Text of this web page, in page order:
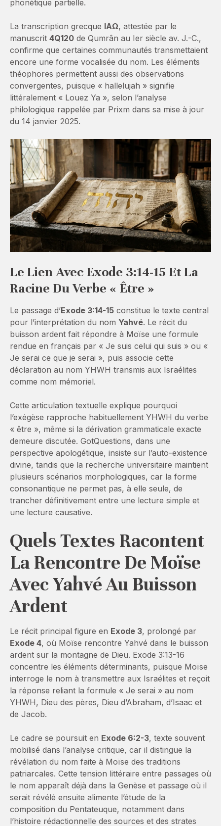
phonétique partielle.
La transcription grecque ΙΑΩ, attestée par le
manuscrit 4Q120 de Qumrân au Ier siècle av. J.-C.,
confirme que certaines communautés transmettaient
encore une forme vocalisée du nom. Les éléments
théophores permettent aussi des observations
convergentes, puisque « hallelujah » signifie
littéralement « Louez Ya », selon l’analyse
philologique rappelée par Prixm dans sa mise à jour
du 14 janvier 2025.
Le Lien Avec Exode 3:14-15 Et La
Racine Du Verbe « Être »
Le passage d’Exode 3:14-15 constitue le texte central
pour l’interprétation du nom Yahvé. Le récit du
buisson ardent fait répondre à Moïse une formule
rendue en français par « Je suis celui qui suis » ou «
Je serai ce que je serai », puis associe cette
déclaration au nom YHWH transmis aux Israélites
comme nom mémoriel.
Cette articulation textuelle explique pourquoi
l’exégèse rapproche habituellement YHWH du verbe
« être », même si la dérivation grammaticale exacte
demeure discutée. GotQuestions, dans une
perspective apologétique, insiste sur l’auto-existence
divine, tandis que la recherche universitaire maintient
plusieurs scénarios morphologiques, car la forme
consonantique ne permet pas, à elle seule, de
trancher définitivement entre une lecture simple et
une lecture causative.
Quels Textes Racontent
La Rencontre De Moïse
Avec Yahvé Au Buisson
Ardent
Le récit principal figure en Exode 3, prolongé par
Exode 4, où Moïse rencontre Yahvé dans le buisson
ardent sur la montagne de Dieu. Exode 3:13-16
concentre les éléments déterminants, puisque Moïse
interroge le nom à transmettre aux Israélites et reçoit
la réponse reliant la formule « Je serai » au nom
YHWH, Dieu des pères, Dieu d’Abraham, d’Isaac et
de Jacob.
Le cadre se poursuit en Exode 6:2-3, texte souvent
mobilisé dans l’analyse critique, car il distingue la
révélation du nom faite à Moïse des traditions
patriarcales. Cette tension littéraire entre passages où
le nom apparaît déjà dans la Genèse et passage où il
serait révélé ensuite alimente l’étude de la
composition du Pentateuque, notamment dans
l’histoire rédactionnelle des sources et des strates